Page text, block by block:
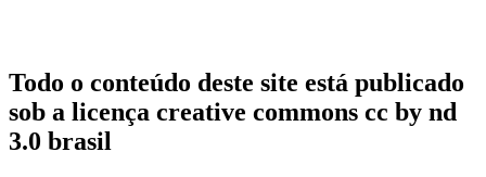
Todo o conteúdo deste site está publicado
sob a licença creative commons cc by nd
3.0 brasil